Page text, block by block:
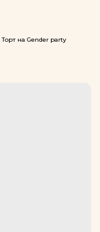
Торт на Gender party